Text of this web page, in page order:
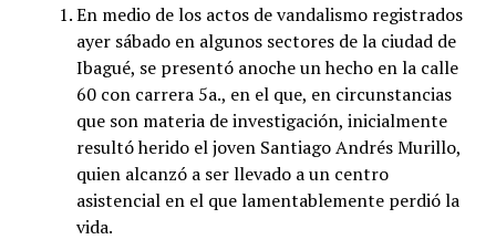
En medio de los actos de vandalismo registrados
ayer sábado en algunos sectores de la ciudad de
Ibagué, se presentó anoche un hecho en la calle
60 con carrera 5a., en el que, en circunstancias
que son materia de investigación, inicialmente
resultó herido el joven Santiago Andrés Murillo,
quien alcanzó a ser llevado a un centro
asistencial en el que lamentablemente perdió la
vida.